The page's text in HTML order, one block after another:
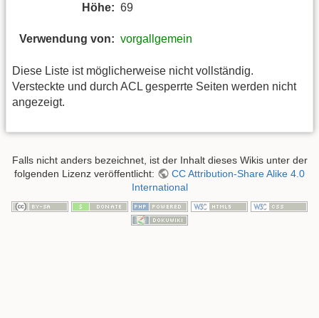
Höhe: 69
Verwendung von: vorgallgemein
Diese Liste ist möglicherweise nicht vollständig.
Versteckte und durch ACL gesperrte Seiten werden nicht
angezeigt.
Falls nicht anders bezeichnet, ist der Inhalt dieses Wikis unter der
folgenden Lizenz veröffentlicht:
CC Attribution-Share Alike 4.0
International